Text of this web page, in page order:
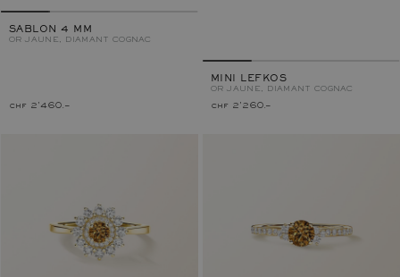
SABLON 4 MM
OR JAUNE, DIAMANT COGNAC
chf 2'460.–
MINI LEFKOS
OR JAUNE, DIAMANT COGNAC
chf 2'260.–